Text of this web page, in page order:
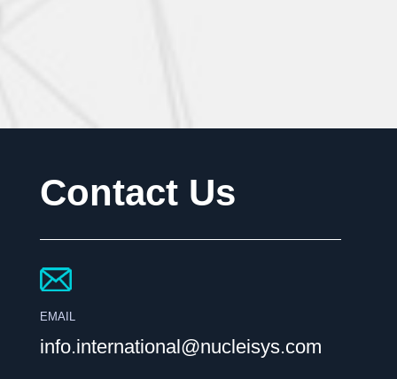
Contact Us
EMAIL
info.international@nucleisys.com